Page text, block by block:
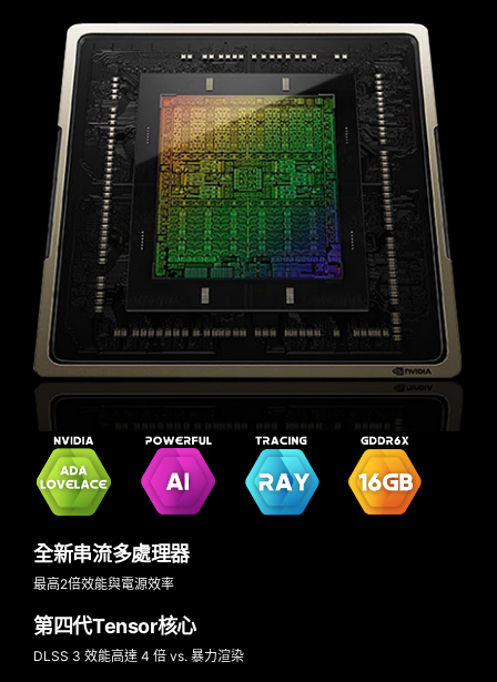
全新串流多處理器
最高2倍效能與電源效率
第四代Tensor核心
DLSS 3 效能高達 4 倍 vs. 暴力渲染